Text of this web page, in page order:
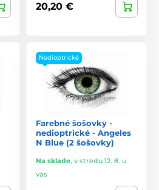
20,20 €
Nedioptrické
Farebné šošovky -
nedioptrické - Angeles
N Blue (2 šošovky)
Na sklade, v stredu 12. 8. u
vás